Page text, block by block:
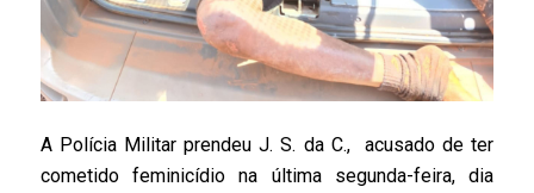
A Polícia Militar prendeu J. S. da C., acusado de ter
cometido feminicídio na última segunda-feira, dia